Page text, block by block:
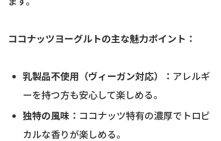
ココナッツヨーグルトの主な魅力ポイント：
乳製品不使用（ヴィーガン対応）： アレルギ
ーを持つ方も安心して楽しめる。
独特の風味： ココナッツ特有の濃厚でトロピ
カルな香りが楽しめる。